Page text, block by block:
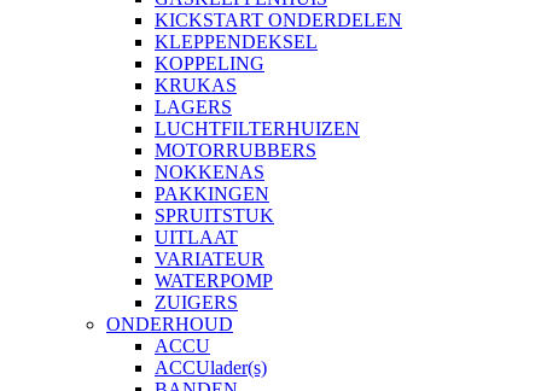
KICKSTART ONDERDELEN
KLEPPENDEKSEL
KOPPELING
KRUKAS
LAGERS
LUCHTFILTERHUIZEN
MOTORRUBBERS
NOKKENAS
PAKKINGEN
SPRUITSTUK
UITLAAT
VARIATEUR
WATERPOMP
ZUIGERS
ONDERHOUD
ACCU
ACCUlader(s)